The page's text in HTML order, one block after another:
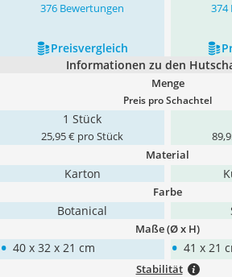
376 Bewertungen 374
Preis­vergleich
Informationen zu den
Menge
Preis pro Schachtel
1 Stück
25,95 € pro Stück
Material
Karton
Farbe
Botanical
Maße (Ø x H)
• 40 x 32 x 21 cm • 41 x 21
Stabilität